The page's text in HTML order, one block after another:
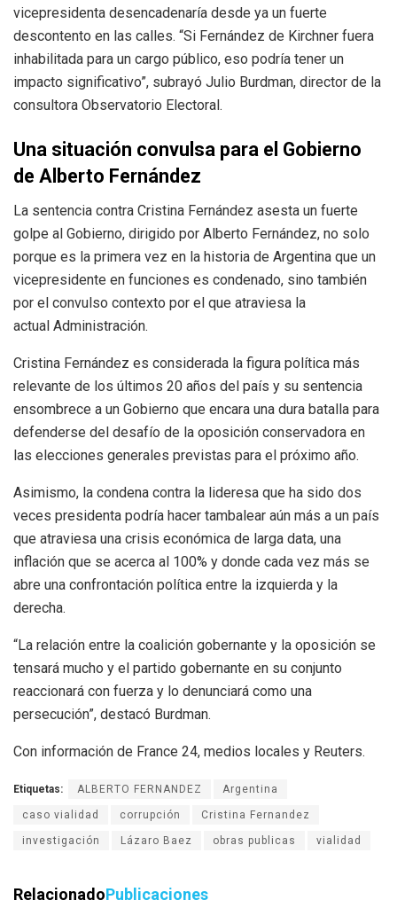
vicepresidenta desencadenaría desde ya un fuerte
descontento en las calles. “Si Fernández de Kirchner fuera
inhabilitada para un cargo público, eso podría tener un
impacto significativo”, subrayó Julio Burdman, director de la
consultora Observatorio Electoral.
Una situación convulsa para el Gobierno
de Alberto Fernández
La sentencia contra Cristina Fernández asesta un fuerte
golpe al Gobierno, dirigido por Alberto Fernández, no solo
porque es la primera vez en la historia de Argentina que un
vicepresidente en funciones es condenado, sino también
por el convulso contexto por el que atraviesa la
actual Administración.
Cristina Fernández es considerada la figura política más
relevante de los últimos 20 años del país y su sentencia
ensombrece a un Gobierno que encara una dura batalla para
defenderse del desafío de la oposición conservadora en
las elecciones generales previstas para el próximo año.
Asimismo, la condena contra la lideresa que ha sido dos
veces presidenta podría hacer tambalear aún más a un país
que atraviesa una crisis económica de larga data, una
inflación que se acerca al 100% y donde cada vez más se
abre una confrontación política entre la izquierda y la
derecha.
“La relación entre la coalición gobernante y la oposición se
tensará mucho y el partido gobernante en su conjunto
reaccionará con fuerza y lo denunciará como una
persecución”, destacó Burdman.
Con información de France 24, medios locales y Reuters.
Etiquetas: ALBERTO FERNANDEZ Argentina
caso vialidad corrupción Cristina Fernandez
investigación Lázaro Baez obras publicas vialidad
RelacionadoPublicaciones